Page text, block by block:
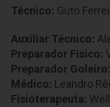
Técnico: Guto
Auxiliar Técnico:
Preparador Fisico:
Preparador Goleiro:
Médico: Leandro
Fisioterapeuta: